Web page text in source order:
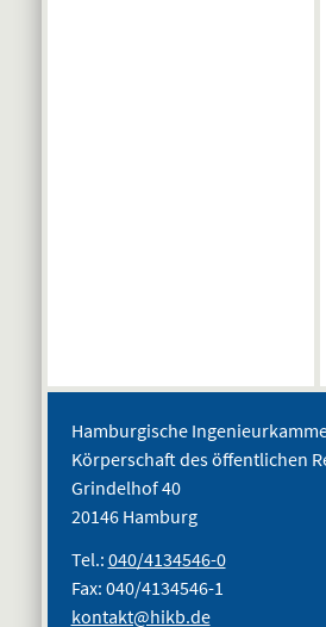
Hamburgische
Körperschaft des öffentlichen
Grindelhof 40
20146 Hamburg
Tel.: 040/4134546-0
Fax: 040/4134546-1
kontakt@hikb.de